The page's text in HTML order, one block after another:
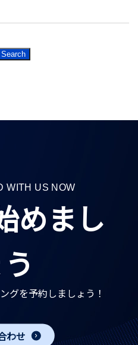
Search
WITH US NOW
めまし
グを予約しましょう！
わせ